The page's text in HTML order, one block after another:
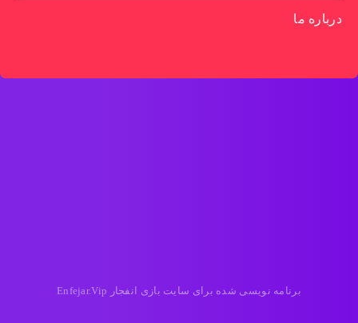
درباره ما
برنامه نویسی شده برای سایت بازی انفجار Enfejar.Vip